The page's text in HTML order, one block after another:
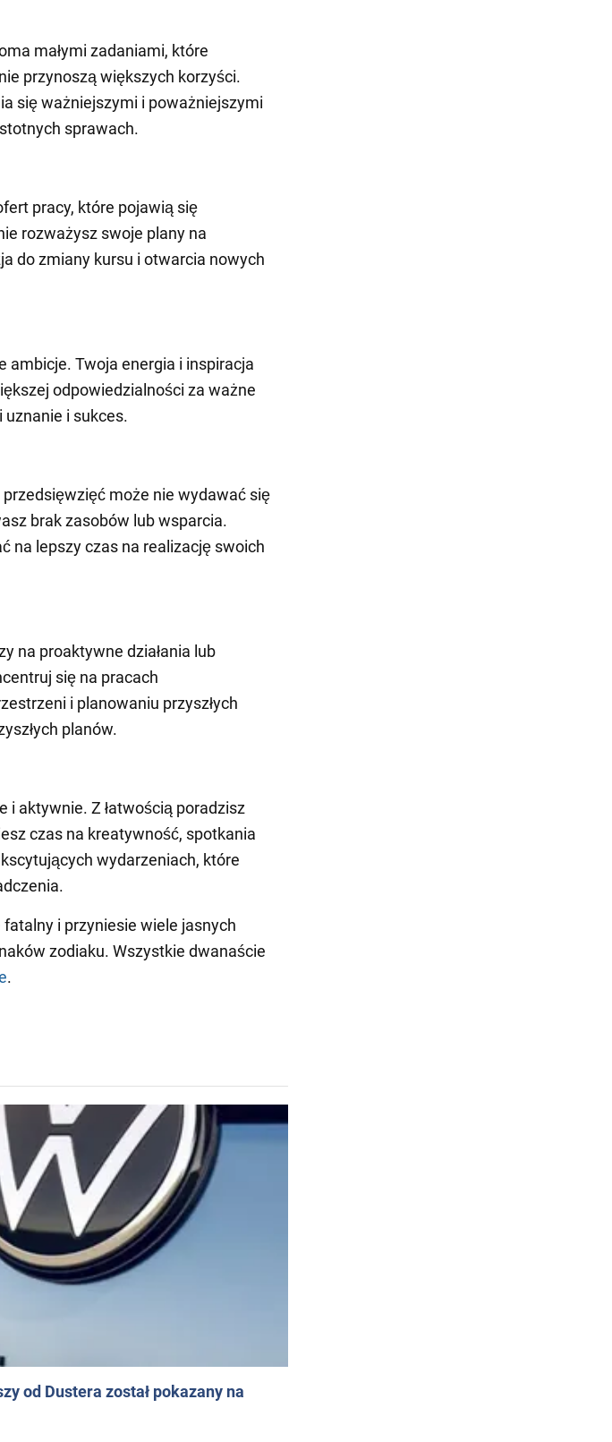
małymi zadaniami, które
przynoszą większych korzyści.
się ważniejszymi i poważniejszymi
sprawach.
pracy, które pojawią się
rozważysz swoje plany na
do zmiany kursu i otwarcia nowych
ambicje. Twoja energia i inspiracja
odpowiedzialności za ważne
i sukces.
może nie wydawać się
brak zasobów lub wsparcia.
na lepszy czas na realizację swoich
na proaktywne działania lub
się na pracach
i planowaniu przyszłych
planów.
i aktywnie. Z łatwością poradzisz
czas na kreatywność, spotkania
wydarzeniach, które
i przyniesie wiele jasnych
zodiaku. Wszystkie dwanaście
.
od Dustera został pokazany na